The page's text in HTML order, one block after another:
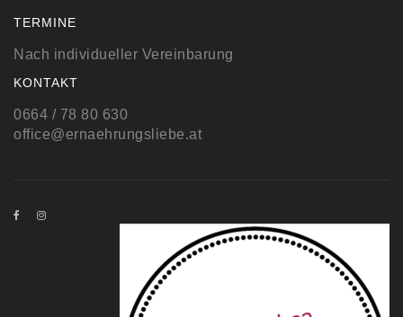
TERMINE
Nach individueller Vereinbarung
KONTAKT
0664 / 78 80 630
office@ernaehrungsliebe.at